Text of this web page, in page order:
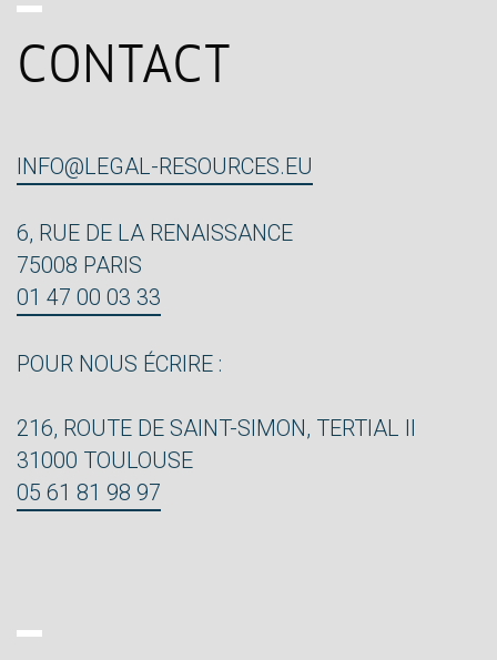
CONTACT
INFO@LEGAL-RESOURCES.EU
6, RUE DE LA RENAISSANCE
75008 PARIS
01 47 00 03 33
POUR NOUS ÉCRIRE :
216, ROUTE DE SAINT-SIMON, TERTIAL II
31000 TOULOUSE
05 61 81 98 97